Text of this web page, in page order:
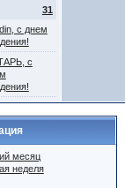
31
с днем
с
месяц
неделя